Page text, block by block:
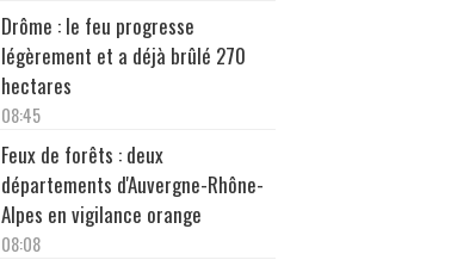
Drôme : le feu progresse
légèrement et a déjà brûlé 270
hectares
08:45
Feux de forêts : deux
départements d'Auvergne-Rhône-
Alpes en vigilance orange
08:08